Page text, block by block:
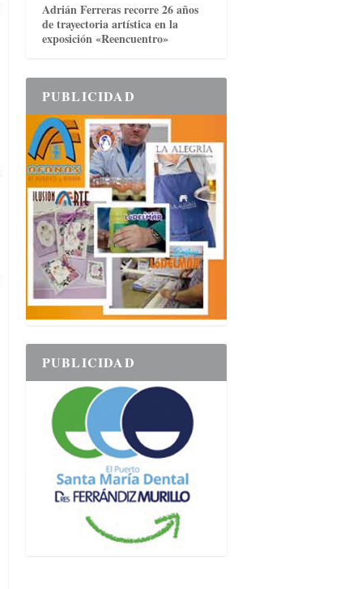
Adrián Ferreras recorre 26 años
de trayectoria artística en la
exposición «Reencuentro»
PUBLICIDAD
PUBLICIDAD